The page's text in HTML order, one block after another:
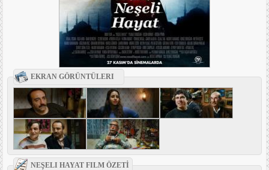
EKRAN GÖRÜNTÜLERI
NEŞELI HAYAT FILM ÖZETİ